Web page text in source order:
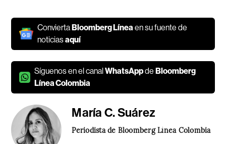
ConviertaBloomberg Línea en su fuente de
noticiasaquí
Síguenos en el canalWhatsAppdeBloomberg
Línea Colombia
María C. Suárez
Periodista de Bloomberg Línea Colombia